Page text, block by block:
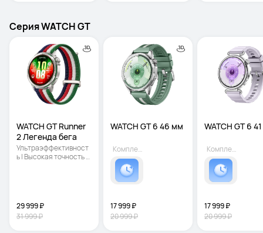
Серия WATCH GT
WATCH GT Runner
2 Легенда бега
Ультраэффективност
ь | Высокая точность
29 999 ₽
31 999 ₽
17 999 ₽
20 999 ₽
Комплект
WATCH GT 6
17 999 ₽
20 999 ₽
Комплект